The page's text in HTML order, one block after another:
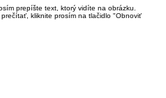
prepíšte text, ktorý vidíte na obrázku.
kliknite prosím na tlačidlo "Obnoviť